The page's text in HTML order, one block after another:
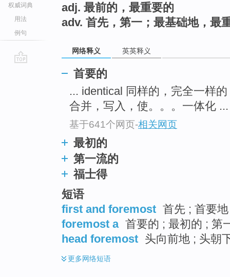
权威词典
用法
例句
adj. 最前的，最重要的
adv. 首先，第一；最基础地，最
网络释义 英英释义
首要的
... identical 同样的，完全一样的
合并，写入，使。。。一体化 ...
基于641个网页-相关网页
最初的
第一流的
福士得
短语
first and foremost 首先 ; 首要
foremost a 首要的 ; 最初的 ; 第
head foremost 头向前地 ; 头朝
更多网络短语